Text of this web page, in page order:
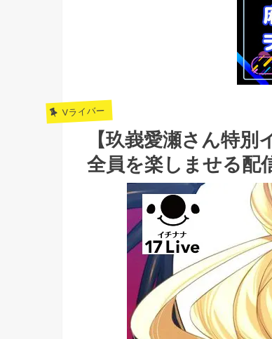
Vライバー
【玖峩愛瀬さん特
全員を楽しませる配